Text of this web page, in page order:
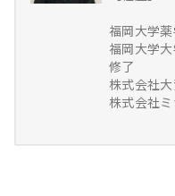
福岡大学
福岡大学
修了
株式会社
株式会社